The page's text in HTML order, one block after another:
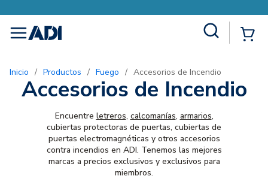
menu
Inicio / Productos / Fuego / Accesorios de Incendio
Accesorios de Incendio
Encuentre letreros, calcomanías, armarios,
cubiertas protectoras de puertas, cubiertas de
puertas electromagnéticas y otros accesorios
contra incendios en ADI. Tenemos las mejores
marcas a precios exclusivos y exclusivos para
miembros.